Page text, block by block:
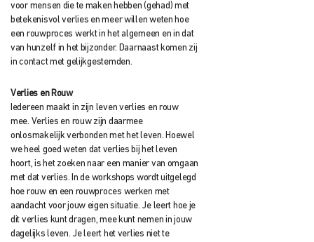
voor mensen die te maken hebben (gehad) met
betekenisvol verlies en meer willen weten hoe
een rouwproces werkt in het algemeen en in dat
van hunzelf in het bijzonder. Daarnaast komen zij
in contact met gelijkgestemden.
Verlies en Rouw
Iedereen maakt in zijn leven verlies en rouw
mee. Verlies en rouw zijn daarmee
onlosmakelijk verbonden met het leven. Hoewel
we heel goed weten dat verlies bij het leven
hoort, is het zoeken naar een manier van omgaan
met dat verlies. In de workshops wordt uitgelegd
hoe rouw en een rouwproces werken met
aandacht voor jouw eigen situatie. Je leert hoe je
dit verlies kunt dragen, mee kunt nemen in jouw
dagelijks leven. Je leert het verlies niet te